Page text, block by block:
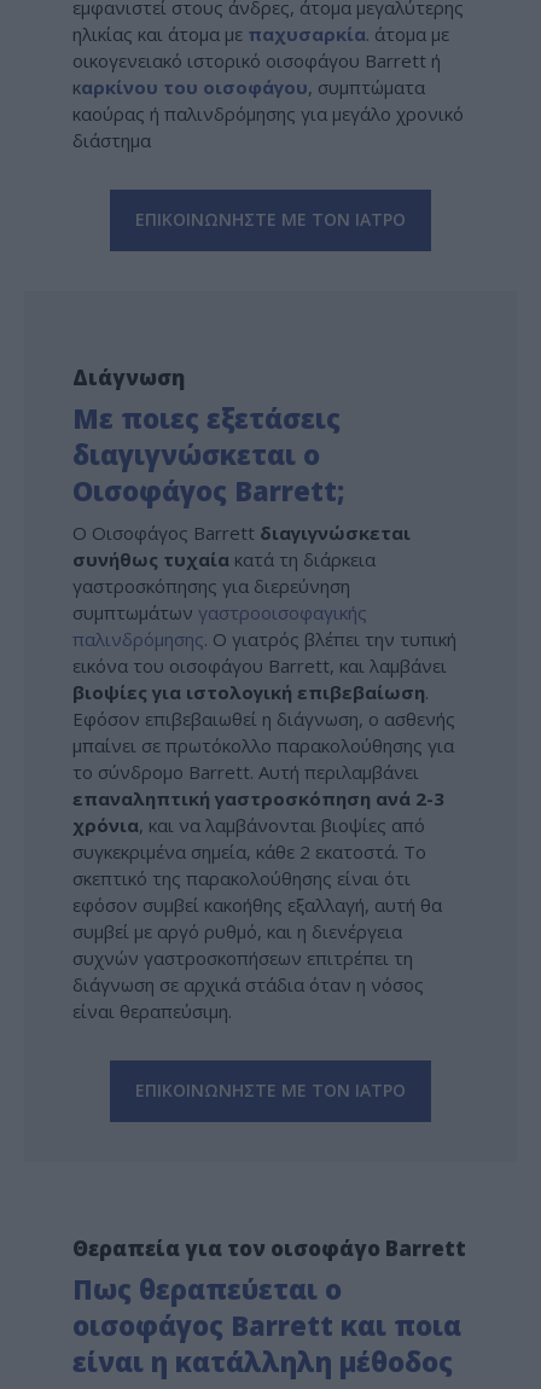
εμφανιστεί στους άνδρες, άτομα μεγαλύτερης
ηλικίας και άτομα με παχυσαρκία. άτομα με
οικογενειακό ιστορικό οισοφάγου Barrett ή
καρκίνου του οισοφάγου, συμπτώματα
καούρας ή παλινδρόμησης για μεγάλο χρονικό
διάστημα
ΕΠΙΚΟΙΝΩΝΗΣΤΕ ΜΕ ΤΟΝ ΙΑΤΡΟ
Διάγνωση
Με ποιες εξετάσεις
διαγιγνώσκεται ο
Οισοφάγος Barrett;
Ο Οισοφάγος Barrett διαγιγνώσκεται
συνήθως τυχαία κατά τη διάρκεια
γαστροσκόπησης για διερεύνηση
συμπτωμάτων γαστροοισοφαγικής
παλινδρόμησης. Ο γιατρός βλέπει την τυπική
εικόνα του οισοφάγου Barrett, και λαμβάνει
βιοψίες για ιστολογική επιβεβαίωση.
Εφόσον επιβεβαιωθεί η διάγνωση, ο ασθενής
μπαίνει σε πρωτόκολλο παρακολούθησης για
το σύνδρομο Barrett. Αυτή περιλαμβάνει
επαναληπτική γαστροσκόπηση ανά 2-3
χρόνια, και να λαμβάνονται βιοψίες από
συγκεκριμένα σημεία, κάθε 2 εκατοστά. Το
σκεπτικό της παρακολούθησης είναι ότι
εφόσον συμβεί κακοήθης εξαλλαγή, αυτή θα
συμβεί με αργό ρυθμό, και η διενέργεια
συχνών γαστροσκοπήσεων επιτρέπει τη
διάγνωση σε αρχικά στάδια όταν η νόσος
είναι θεραπεύσιμη.
ΕΠΙΚΟΙΝΩΝΗΣΤΕ ΜΕ ΤΟΝ ΙΑΤΡΟ
Θεραπεία για τον οισοφάγο Barrett
Πως θεραπεύεται ο
οισοφάγος Barrett και ποια
είναι η κατάλληλη μέθοδος